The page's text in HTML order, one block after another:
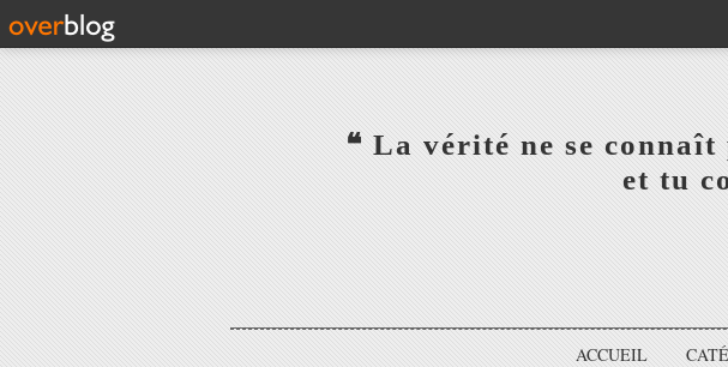
‎❝ La vérité ne se
et tu
ACCUEIL